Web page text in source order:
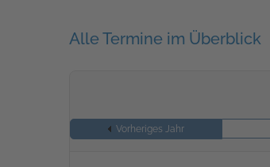
Alle Termine im Überblick
Vorheriges Jahr